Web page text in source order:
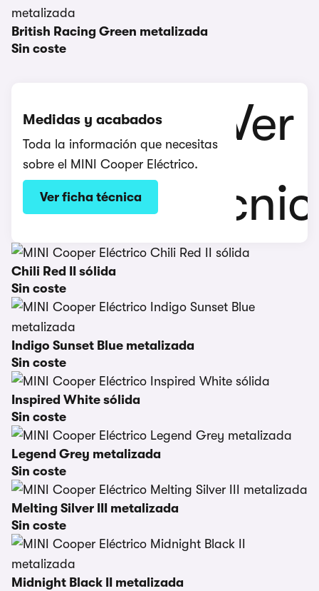
British Racing Green metalizada
Sin coste
Medidas y acabados
Toda la información que necesitas
sobre el MINI Cooper Eléctrico.
Ver ficha técnica
Chili Red II sólida
Sin coste
Indigo Sunset Blue metalizada
Sin coste
Inspired White sólida
Sin coste
Legend Grey metalizada
Sin coste
Melting Silver III metalizada
Sin coste
Midnight Black II metalizada